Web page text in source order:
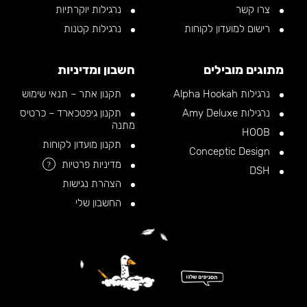
צרו קשר
רישום למועדון לקוחות
נרגילות יוקרתיות
נרגילות קטנות
מתוגים מובילים
נרגילות Alpha Hookah
נרגילות Amy Deluxe
חשבון ומדיניות
תקנון אתר – תנאי שימוש
תקנון גיפטכארד – כרטיס
מתנה
תקנון מועדון לקוחות
מדיניות פרטיות
?
הצהרת נגישות
החשבון שלי